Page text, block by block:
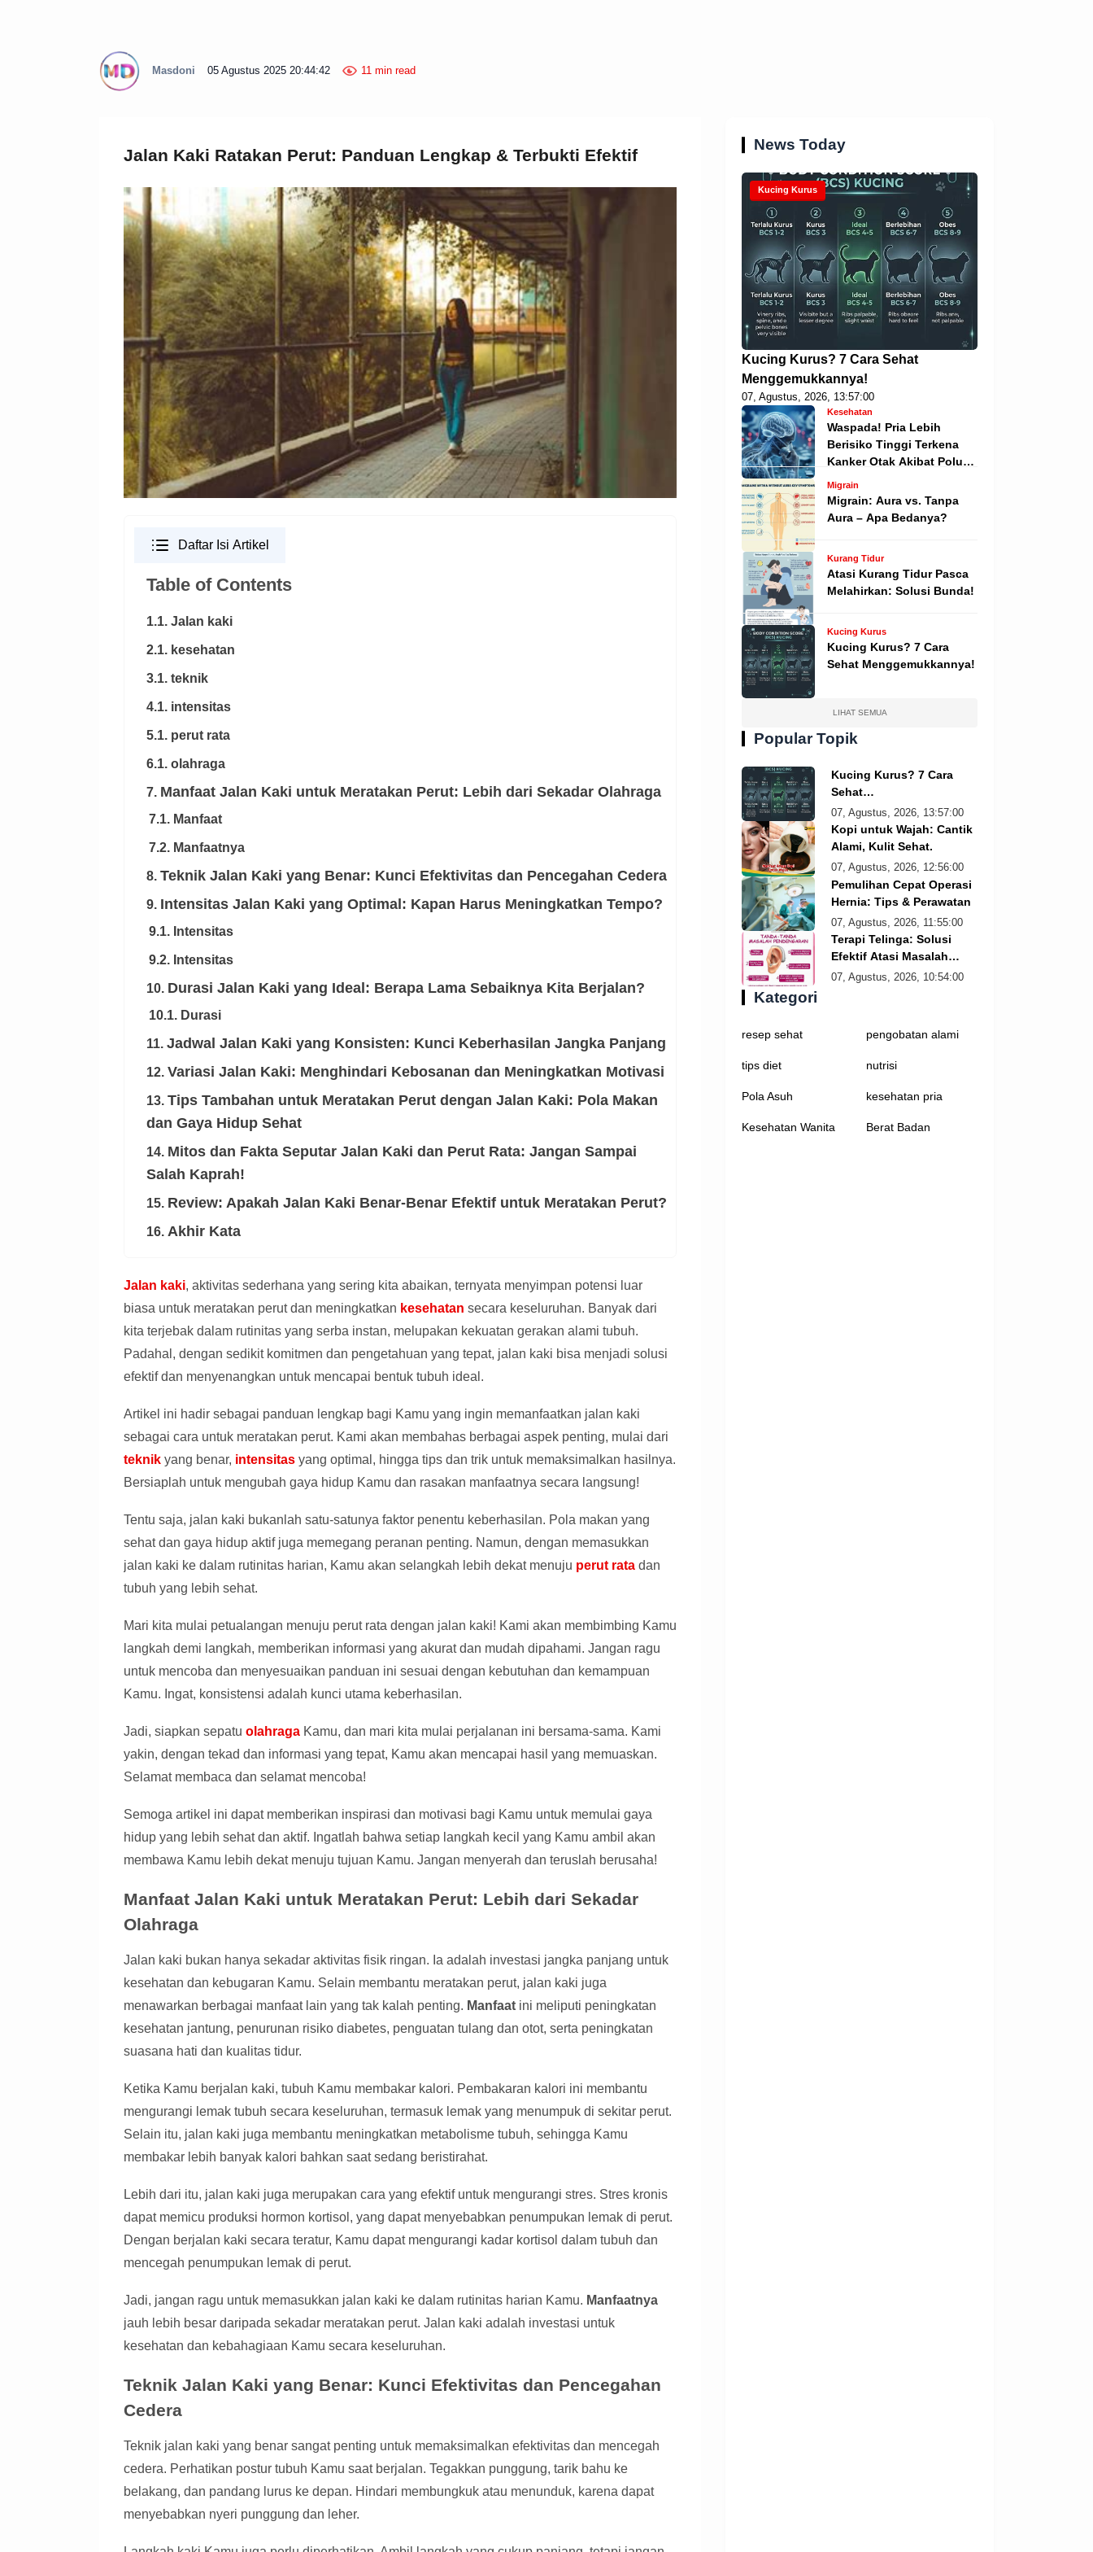
Masdoni 05 Agustus 2025 20:44:42 11 min read
Jalan Kaki Ratakan Perut: Panduan Lengkap & Terbukti Efektif
Daftar Isi Artikel
Table of Contents
1.1. Jalan kaki
2.1. kesehatan
3.1. teknik
4.1. intensitas
5.1. perut rata
6.1. olahraga
7. Manfaat Jalan Kaki untuk Meratakan Perut: Lebih dari Sekadar Olahraga
7.1. Manfaat
7.2. Manfaatnya
8. Teknik Jalan Kaki yang Benar: Kunci Efektivitas dan Pencegahan Cedera
9. Intensitas Jalan Kaki yang Optimal: Kapan Harus Meningkatkan Tempo?
9.1. Intensitas
9.2. Intensitas
10. Durasi Jalan Kaki yang Ideal: Berapa Lama Sebaiknya Kita Berjalan?
10.1. Durasi
11. Jadwal Jalan Kaki yang Konsisten: Kunci Keberhasilan Jangka Panjang
12. Variasi Jalan Kaki: Menghindari Kebosanan dan Meningkatkan Motivasi
13. Tips Tambahan untuk Meratakan Perut dengan Jalan Kaki: Pola Makan
dan Gaya Hidup Sehat
14. Mitos dan Fakta Seputar Jalan Kaki dan Perut Rata: Jangan Sampai
Salah Kaprah!
15. Review: Apakah Jalan Kaki Benar-Benar Efektif untuk Meratakan Perut?
16. Akhir Kata
Jalan kaki, aktivitas sederhana yang sering kita abaikan, ternyata menyimpan potensi luar
biasa untuk meratakan perut dan meningkatkan kesehatan secara keseluruhan. Banyak dari
kita terjebak dalam rutinitas yang serba instan, melupakan kekuatan gerakan alami tubuh.
Padahal, dengan sedikit komitmen dan pengetahuan yang tepat, jalan kaki bisa menjadi solusi
efektif dan menyenangkan untuk mencapai bentuk tubuh ideal.
Artikel ini hadir sebagai panduan lengkap bagi Kamu yang ingin memanfaatkan jalan kaki
sebagai cara untuk meratakan perut. Kami akan membahas berbagai aspek penting, mulai dari
teknik yang benar, intensitas yang optimal, hingga tips dan trik untuk memaksimalkan hasilnya.
Bersiaplah untuk mengubah gaya hidup Kamu dan rasakan manfaatnya secara langsung!
Tentu saja, jalan kaki bukanlah satu-satunya faktor penentu keberhasilan. Pola makan yang
sehat dan gaya hidup aktif juga memegang peranan penting. Namun, dengan memasukkan
jalan kaki ke dalam rutinitas harian, Kamu akan selangkah lebih dekat menuju perut rata dan
tubuh yang lebih sehat.
Mari kita mulai petualangan menuju perut rata dengan jalan kaki! Kami akan membimbing Kamu
langkah demi langkah, memberikan informasi yang akurat dan mudah dipahami. Jangan ragu
untuk mencoba dan menyesuaikan panduan ini sesuai dengan kebutuhan dan kemampuan
Kamu. Ingat, konsistensi adalah kunci utama keberhasilan.
Jadi, siapkan sepatu olahraga Kamu, dan mari kita mulai perjalanan ini bersama-sama. Kami
yakin, dengan tekad dan informasi yang tepat, Kamu akan mencapai hasil yang memuaskan.
Selamat membaca dan selamat mencoba!
Semoga artikel ini dapat memberikan inspirasi dan motivasi bagi Kamu untuk memulai gaya
hidup yang lebih sehat dan aktif. Ingatlah bahwa setiap langkah kecil yang Kamu ambil akan
membawa Kamu lebih dekat menuju tujuan Kamu. Jangan menyerah dan teruslah berusaha!
Manfaat Jalan Kaki untuk Meratakan Perut: Lebih dari Sekadar
Olahraga
Jalan kaki bukan hanya sekadar aktivitas fisik ringan. Ia adalah investasi jangka panjang untuk
kesehatan dan kebugaran Kamu. Selain membantu meratakan perut, jalan kaki juga
menawarkan berbagai manfaat lain yang tak kalah penting. Manfaat ini meliputi peningkatan
kesehatan jantung, penurunan risiko diabetes, penguatan tulang dan otot, serta peningkatan
suasana hati dan kualitas tidur.
Ketika Kamu berjalan kaki, tubuh Kamu membakar kalori. Pembakaran kalori ini membantu
mengurangi lemak tubuh secara keseluruhan, termasuk lemak yang menumpuk di sekitar perut.
Selain itu, jalan kaki juga membantu meningkatkan metabolisme tubuh, sehingga Kamu
membakar lebih banyak kalori bahkan saat sedang beristirahat.
Lebih dari itu, jalan kaki juga merupakan cara yang efektif untuk mengurangi stres. Stres kronis
dapat memicu produksi hormon kortisol, yang dapat menyebabkan penumpukan lemak di perut.
Dengan berjalan kaki secara teratur, Kamu dapat mengurangi kadar kortisol dalam tubuh dan
mencegah penumpukan lemak di perut.
Jadi, jangan ragu untuk memasukkan jalan kaki ke dalam rutinitas harian Kamu. Manfaatnya
jauh lebih besar daripada sekadar meratakan perut. Jalan kaki adalah investasi untuk
kesehatan dan kebahagiaan Kamu secara keseluruhan.
Teknik Jalan Kaki yang Benar: Kunci Efektivitas dan Pencegahan
Cedera
Teknik jalan kaki yang benar sangat penting untuk memaksimalkan efektivitas dan mencegah
cedera. Perhatikan postur tubuh Kamu saat berjalan. Tegakkan punggung, tarik bahu ke
belakang, dan pandang lurus ke depan. Hindari membungkuk atau menunduk, karena dapat
menyebabkan nyeri punggung dan leher.
News Today
Kucing Kurus
Kucing Kurus? 7 Cara Sehat
Menggemukkannya!
07, Agustus, 2026, 13:57:00
Kesehatan
Waspada! Pria Lebih
Berisiko Tinggi Terkena
Kanker Otak Akibat Polusi
Mendalam dan Riset
Terbarunya
Migrain
Migrain: Aura vs. Tanpa
Aura – Apa Bedanya?
Kurang Tidur
Atasi Kurang Tidur Pasca
Melahirkan: Solusi Bunda!
Kucing Kurus
Kucing Kurus? 7 Cara
Sehat Menggemukkannya!
LIHAT SEMUA
Popular Topik
Kucing Kurus? 7 Cara
Sehat
Menggemukkannya!
07, Agustus, 2026, 13:57:00
Kopi untuk Wajah: Cantik
Alami, Kulit Sehat.
07, Agustus, 2026, 12:56:00
Pemulihan Cepat Operasi
Hernia: Tips & Perawatan
07, Agustus, 2026, 11:55:00
Terapi Telinga: Solusi
Efektif Atasi Masalah
Pendengaran
07, Agustus, 2026, 10:54:00
Kategori
resep sehat pengobatan alami
tips diet nutrisi
Pola Asuh kesehatan pria
Kesehatan Wanita Berat Badan